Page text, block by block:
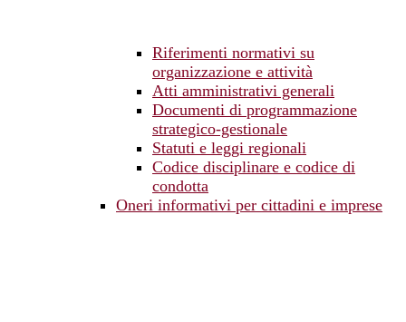
Riferimenti normativi su
organizzazione e attività
Atti amministrativi generali
Documenti di programmazione
strategico-gestionale
Statuti e leggi regionali
Codice disciplinare e codice di
condotta
Oneri informativi per cittadini e imprese